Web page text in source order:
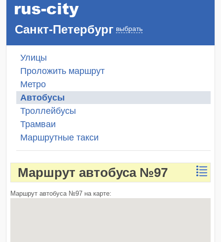
Санкт-Петербург выбрать
Улицы
Проложить маршрут
Метро
Автобусы
Троллейбусы
Трамваи
Маршрутные такси
Маршрут автобуса №97
Маршрут автобуса №97 на карте: